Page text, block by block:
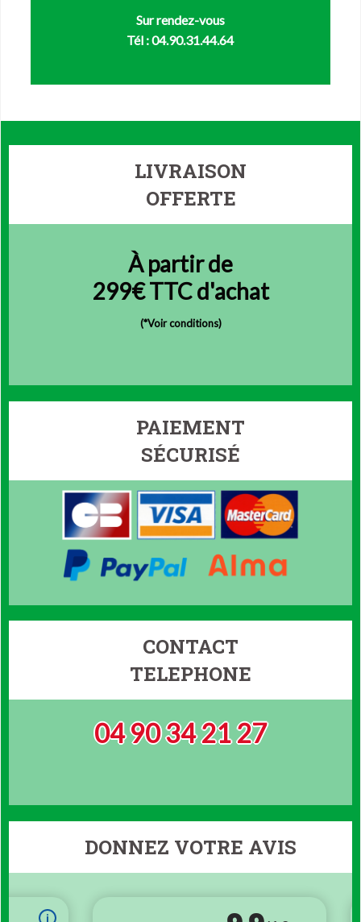
Sur rendez-vous
Tél : 04.90.31.44.64
LIVRAISON
OFFERTE
À partir de
299€ TTC d'achat
(*Voir conditions)
PAIEMENT
SÉCURISÉ
CONTACT
TELEPHONE
04 90 34 21 27
DONNEZ VOTRE AVIS